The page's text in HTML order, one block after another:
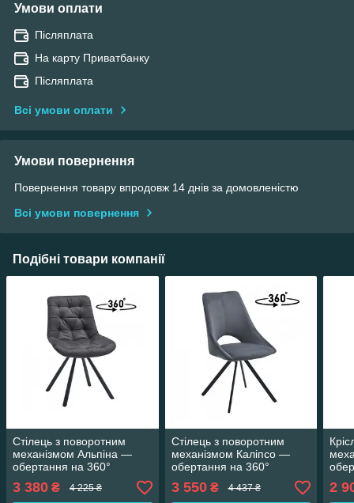
Умови оплати
Післяплата
На карту Приватбанку
Післяплата
Всі умови оплати
Умови повернення
Повернення товару впродовж 14 днів за домовленістю
Всі умови повернення
Подібні товари компанії
Стілець з поворотним
механізмом Альпіна —
обертання на 360°
(мікрофібра/сірий вінтаж)
3 380 ₴ 4 225 ₴
Стілець з поворотним
механізмом Каліпсо —
обертання на 360°
(велюр/темно-сірий)
3 550₴ 4 437 ₴ 2